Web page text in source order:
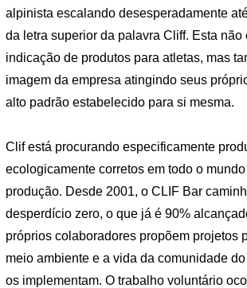
alpinista escalando desesperadamente
da letra superior da palavra Cliff. Esta não
indicação de produtos para atletas, mas
imagem da empresa atingindo seus
alto padrão estabelecido para si mesma.
Clif está procurando especificamente
ecologicamente corretos em todo o
produção. Desde 2001, o CLIF Bar
desperdício zero, o que já é 90%
próprios colaboradores propõem projetos
meio ambiente e a vida da comunidade
os implementam. O trabalho voluntário